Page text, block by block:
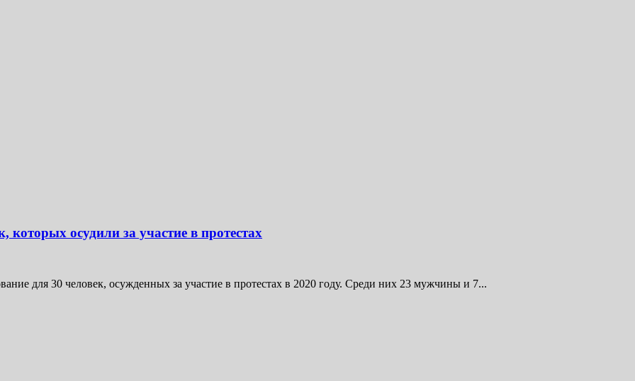
которых осудили за участие в протестах
для 30 человек, осужденных за участие в протестах в 2020 году. Среди них 23 мужчины и 7...